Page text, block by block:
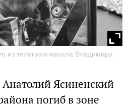
из телеграм-канала Владимира
Ясиненский
погиб в зоне